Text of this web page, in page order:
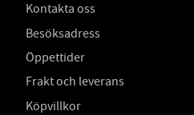
Kontakta oss
Besöksadress
Öppettider
Frakt och leverans
Köpvillkor